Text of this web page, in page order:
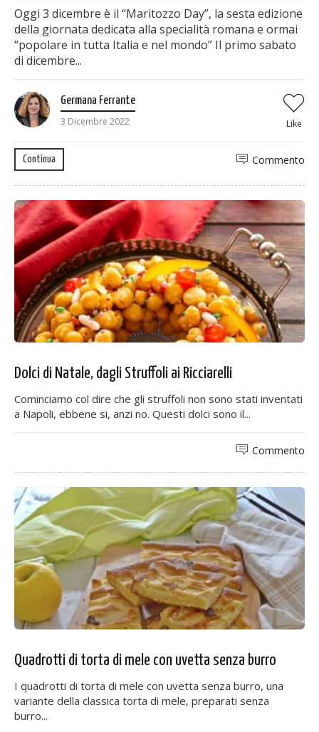
Oggi 3 dicembre è il “Maritozzo Day”, la sesta edizione
della giornata dedicata alla specialità romana e ormai
“popolare in tutta Italia e nel mondo” Il primo sabato
di dicembre...
Germana Ferrante
3 Dicembre 2022
Like
Continua Commento
Dolci di Natale, dagli Struffoli ai Ricciarelli
Cominciamo col dire che gli struffoli non sono stati inventati
a Napoli, ebbene si, anzi no. Questi dolci sono il...
Commento
Quadrotti di torta di mele con uvetta senza burro
I quadrotti di torta di mele con uvetta senza burro, una
variante della classica torta di mele, preparati senza
burro...